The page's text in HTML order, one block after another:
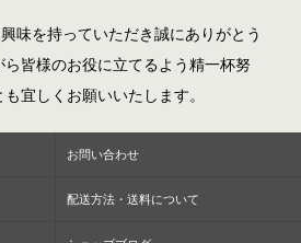
味を持っていただき誠にありがとう
皆様のお役に立てるよう精一杯努
宜しくお願いいたします。
お問い合わせ
配送方法・送料について